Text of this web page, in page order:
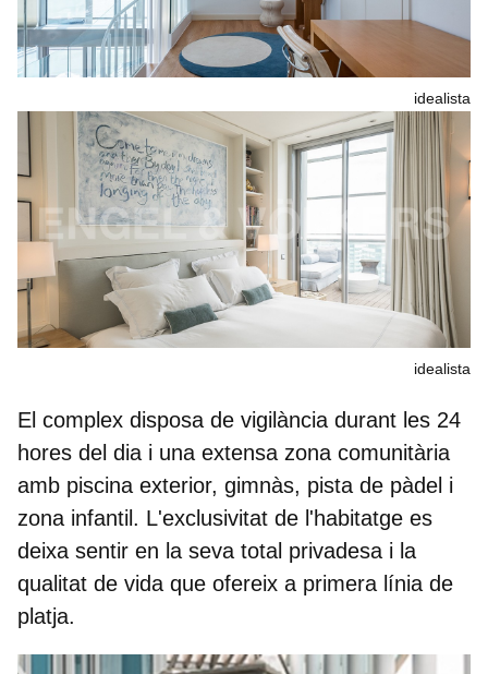
idealista
idealista
El complex disposa de vigilància durant les 24
hores del dia i una extensa zona comunitària
amb piscina exterior, gimnàs, pista de pàdel i
zona infantil. L'exclusivitat de l'habitatge es
deixa sentir en la seva total privadesa i la
qualitat de vida que ofereix a primera línia de
platja.